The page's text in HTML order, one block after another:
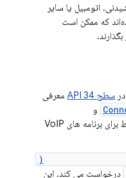
اتومبیل یا سایر
که ممکن است
در سطح API 34
معرفی
و
فقط برای برنامه های VoIP
CallControl.requestCallEndpointChange(
درخواست می کند. این